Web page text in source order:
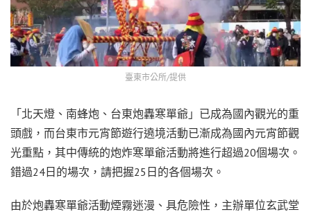
臺東市公所/提供
「北天燈、南蜂炮、台東炮轟寒單爺」已成為國內觀光的重
頭戲，而台東市元宵節遊行遶境活動已漸成為國內元宵節觀
光重點，其中傳統的炮炸寒單爺活動將進行超過20個場次。
錯過24日的場次，請把握25日的各個場次。
由於炮轟寒單爺活動煙霧迷漫、具危險性，主辦單位玄武堂